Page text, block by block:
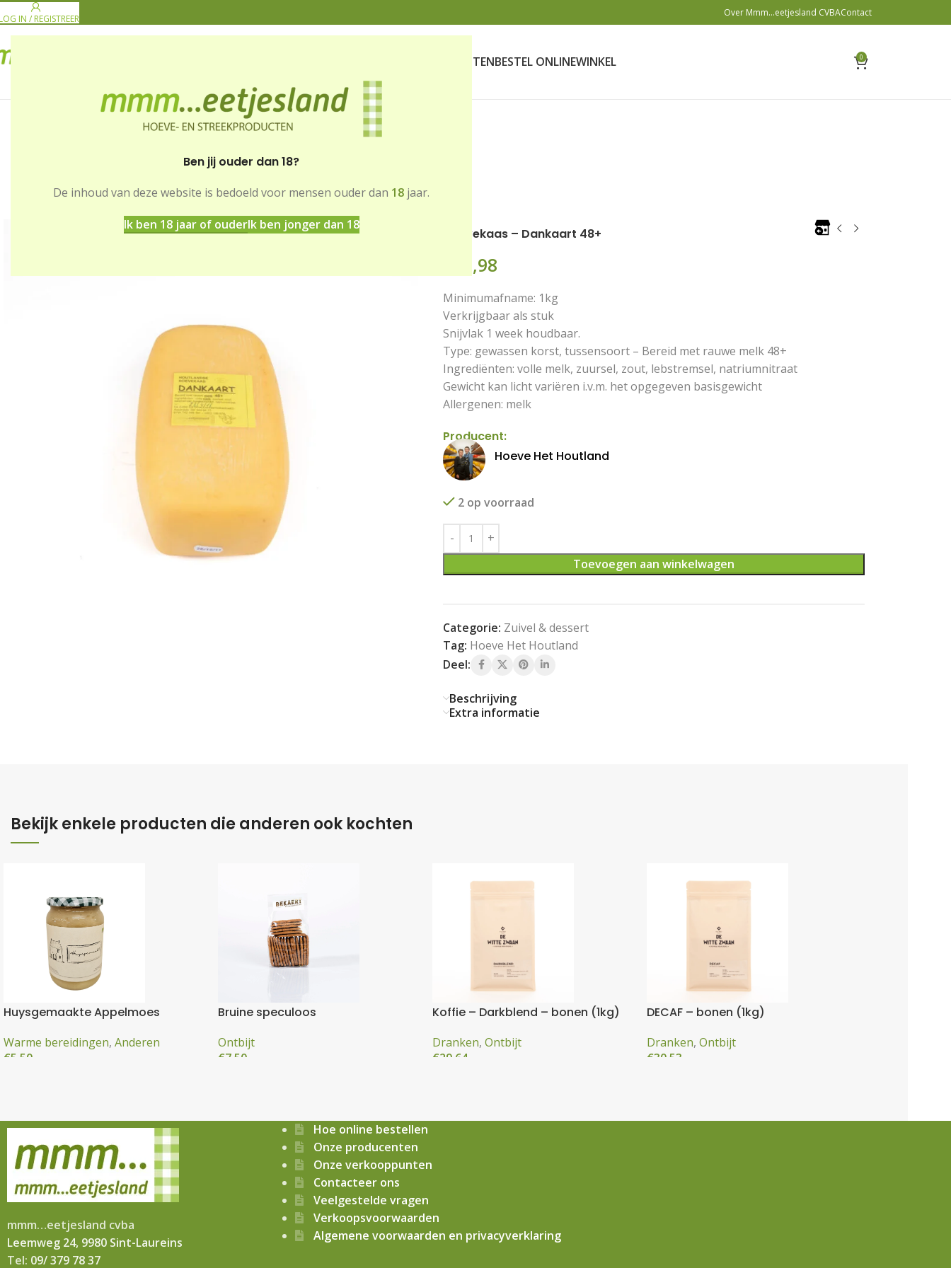
Ben jij ouder dan 18?
De inhoud van deze website is bedoeld voor mensen ouder dan 18 jaar.
Ik ben 18 jaar of ouderIk ben jonger dan 18
IN / REGISTREER
Over Mmm…eetjesland CVBAContact
VERKOOPPUNTENBESTEL ONLINEWINKEL 0
Home Winkel Zuivel & dessert Hoevekaas – Dankaart 48+
Hoevekaas – Dankaart 48+
19,98
Minimumafname: 1kg
Verkrijgbaar als stuk
Snijvlak 1 week houdbaar.
Type: gewassen korst, tussensoort – Bereid met rauwe melk 48+
Ingrediënten: volle melk, zuursel, zout, lebstremsel, natriumnitraat
Gewicht kan licht variëren i.v.m. het opgegeven basisgewicht
Allergenen: melk
Producent:
Hoeve Het Houtland
2 op voorraad
Toevoegen aan winkelwagen
Categorie: Zuivel & dessert
Tag: Hoeve Het Houtland
Deel:
Beschrijving
Extra informatie
Bekijk enkele producten die anderen ook kochten
Huysgemaakte Appelmoes
Warme bereidingen, Anderen
€5,50
Bruine speculoos
Ontbijt
€7,50
Koffie – Darkblend – bonen (1kg)
Dranken, Ontbijt
€29,64
DECAF – bonen (1kg)
Dranken, Ontbijt
€30,53
mmm…eetjesland cvba
Leemweg 24, 9980 Sint-Laureins
Tel: 09/ 379 78 37
Hoe online bestellen
Onze producenten
Onze verkooppunten
Contacteer ons
Veelgestelde vragen
Verkoopsvoorwaarden
Algemene voorwaarden en privacyverklaring